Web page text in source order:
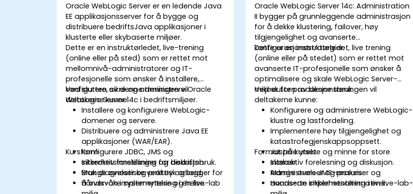
Oracle WebLogic Server er en ledende Java
EE applikasjonsserver for å bygge og
distribuere bedriftsJava applikasjoner i
klusterte eller skybaserte miljøer.
Dette er en instruktørledet, live-trening
(online eller på sted) som er rettet mot
mellomnivå-administratorer og IT-
profesjonelle som ønsker å installere,
konfigurere, sikre og administrere Oracle
WebLogic Server 14c i bedriftsmiljøer.
Ved slutten av denne treningen vil
deltakerne kunne:
Installere og konfigurere WebLogic-
domener og servere.
Distribuere og administrere Java EE
applikasjoner (WAR/EAR).
Konfigurere JDBC, JMS og
sikkerhetsinnstillinger for bedriftsbruk.
Bruk diagnostiske verktøy og logger for
å overvåke systemytelse og helse.
Kursform
Interaktiv forelesning og diskusjon.
Mange øvelser og praktisk arbeid.
Hånds-on implementering i en live-lab
Oracle WebLogic Server 14c: Administration
II bygger på grunnleggende administrasjon
for å dekke klustering, failover, høy
tilgjengelighet og avanserte
konfigurasjonsstrategier.
Dette er en instruktørledet, live trening
(online eller på stedet) som er rettet mot
avanserte IT-profesjonelle som ønsker å
optimalisere og skale WebLogic Server-
miljøer for produksjonsbruk.
Ved slutten av denne treningen vil
deltakerne kunne:
Konfigurere og administrere WebLogic-
klustre og lastfordeling.
Implementere høy tilgjengelighet og
katastrofegjenskappsoppsett.
Justere ytelse og minne for store
skalaer.
Administrere JMS-ressurser og
avanserte sikkerhetsalternativer.
Format på kurset
Interaktiv forelesning og diskusjon.
Mange øvelser og praksis.
Hands-on implementering i en live-lab-